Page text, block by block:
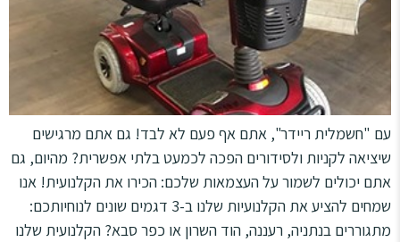
עם "חשמלית ריידר", אתם אף פעם לא לבד! גם אתם מרגישים
שיציאה לקניות ולסידורים הפכה לכמעט בלתי אפשרית? מהיום, גם
אתם יכולים לשמור על העצמאות שלכם: הכירו את הקלנועית! אנו
שמחים להציע את הקלנועיות שלנו ב-3 דגמים שונים לנוחיותכם:
מתגוררים בנתניה, רעננה, הוד השרון או כפר סבא? הקלנועית שלנו